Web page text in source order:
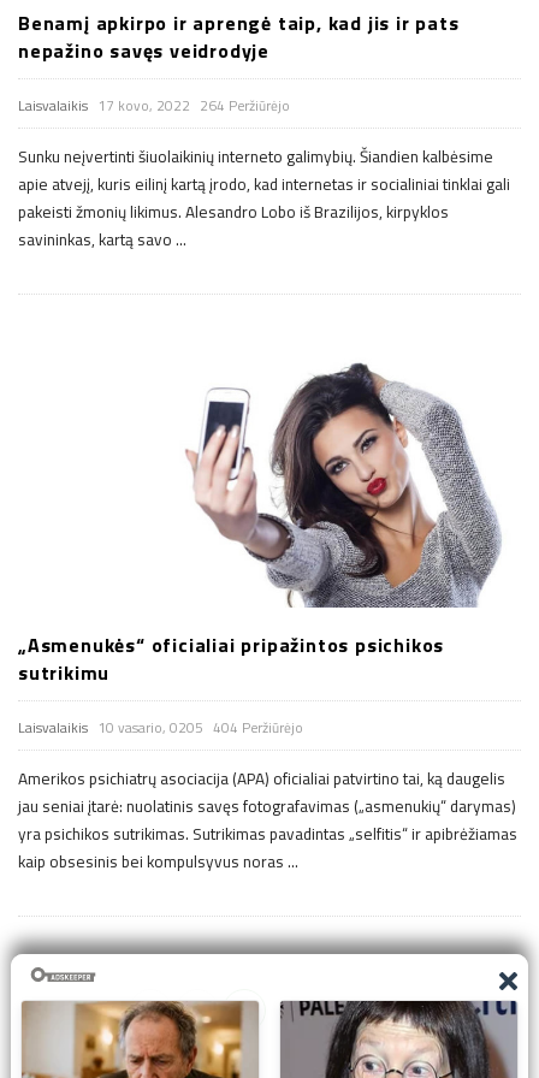
n
.
n
e
t
Benamį apkirpo ir aprengė taip, kad jis ir pats
nepažino savęs veidrodyje
Laisvalaikis 17 kovo, 2022 264 Peržiūrėjo
Sunku neįvertinti šiuolaikinių interneto galimybių. Šiandien kalbėsime
apie atvejį, kuris eilinį kartą įrodo, kad internetas ir socialiniai tinklai gali
pakeisti žmonių likimus. Alesandro Lobo iš Brazilijos, kirpyklos
savininkas, kartą savo …
„Asmenukės“ oficialiai pripažintos psichikos
sutrikimu
Laisvalaikis 10 vasario, 0205 404 Peržiūrėjo
Amerikos psichiatrų asociacija (APA) oficialiai patvirtino tai, ką daugelis
jau seniai įtarė: nuolatinis savęs fotografavimas („asmenukių“ darymas)
yra psichikos sutrikimas. Sutrikimas pavadintas „selfitis“ ir apibrėžiamas
kaip obsesinis bei kompulsyvus noras …
Į
a 1 …
1 63
0
1 63
1
1 63
2